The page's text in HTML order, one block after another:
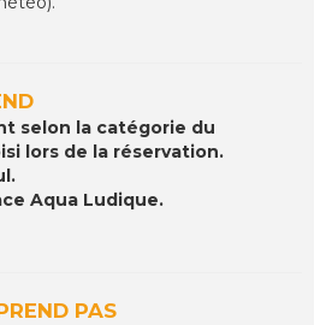
selon la catégorie du
lors de la réservation.
Aqua Ludique.
PAS